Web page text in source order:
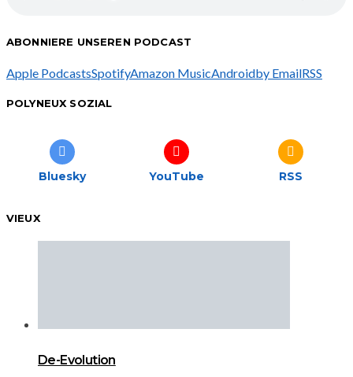
ABONNIERE UNSEREN PODCAST
Apple PodcastsSpotifyAmazon MusicAndroidby EmailRSS
POLYNEUX SOZIAL
Bluesky YouTube RSS
VIEUX
De-Evolution